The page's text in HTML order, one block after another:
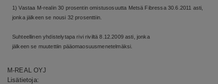
1) Vastaa M-realin 30 prosentin omistusosuutta Metsä Fibressa 30.6.2011 asti,
jonka jälkeen se nousi 32 prosenttiin.
Suhteellinen yhdistelytapa rivi riviltä 8.12.2009 asti, jonka
jälkeen se muutettiin pääomaosuusmenetelmäksi.
M-REAL OYJ
Lisätietoja: